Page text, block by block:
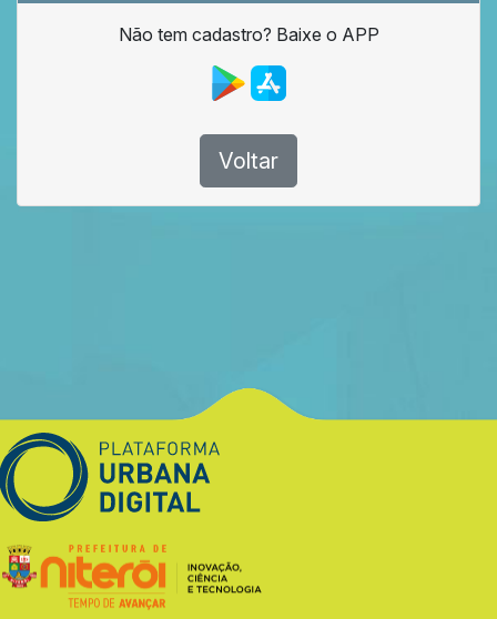
Não tem cadastro? Baixe o APP
Voltar